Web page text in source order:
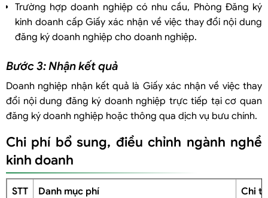
Trường hợp doanh nghiệp có nhu cầu, Phòng Đăng ký
kinh doanh cấp Giấy xác nhận về việc thay đổi nội dung
đăng ký doanh nghiệp cho doanh nghiệp.
Bước 3: Nhận kết quả
Doanh nghiệp nhận kết quả là Giấy xác nhận về việc thay
đổi nội dung đăng ký doanh nghiệp trực tiếp tại cơ quan
đăng ký doanh nghiệp hoặc thông qua dịch vụ bưu chính.
Chi phí bổ sung, điều chỉnh ngành nghề
kinh doanh
STT Danh mục phí Chi